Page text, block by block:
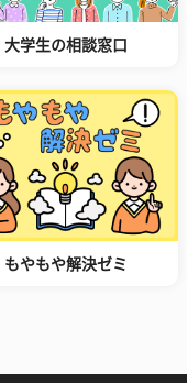
大学生の相談窓口
もやもや解決ゼミ